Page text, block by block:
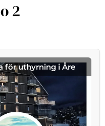
2
för uthyrning i Åre